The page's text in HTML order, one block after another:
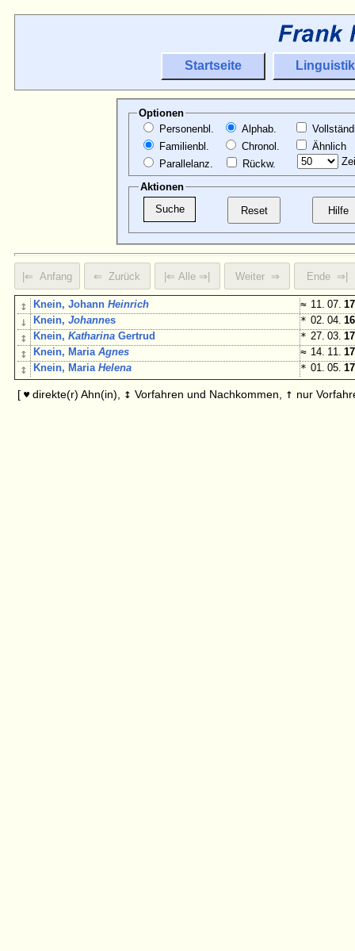
Startseite Linguistik
Optionen
Personenbl.
Familienbl.
Parallelanz.
Alphab.
Chronol.
Rückw.
Ähnlich
Aktionen
↕ Knein, JohannHeinrich ≈ 11. 07.
↓ Knein,Johannes * 02. 04.
↕ Knein,Katharina Gertrud * 27. 03.
↕ Knein, MariaAgnes ≈ 14. 11.
↕ Knein, MariaHelena * 01. 05.
[ ♥ direkte(r) Ahn(in), ↕ Vorfahren und Nachkommen, ↑ nur